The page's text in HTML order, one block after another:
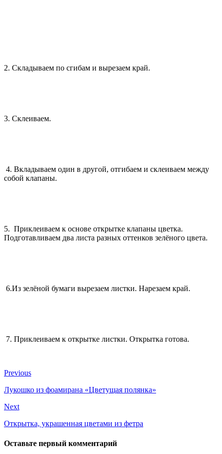
2. Складываем по сгибам и вырезаем край.
3. Склеиваем.
4. Вкладываем один в другой, отгибаем и склеиваем между
собой клапаны.
5. Приклеиваем к основе открытке клапаны цветка.
Подготавливаем два листа разных оттенков зелёного цвета.
6.Из зелёной бумаги вырезаем листки. Нарезаем край.
7. Приклеиваем к открытке листки. Открытка готова.
Previous
Лукошко из фоамирана «Цветущая полянка»
Next
Открытка, украшенная цветами из фетра
Оставьте первый комментарий